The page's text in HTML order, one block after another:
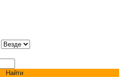
Найти